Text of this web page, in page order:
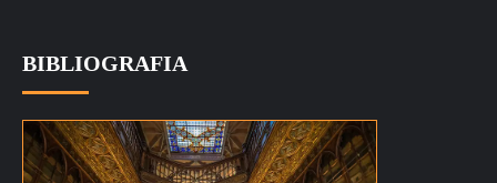
BIBLIOGRAFIA